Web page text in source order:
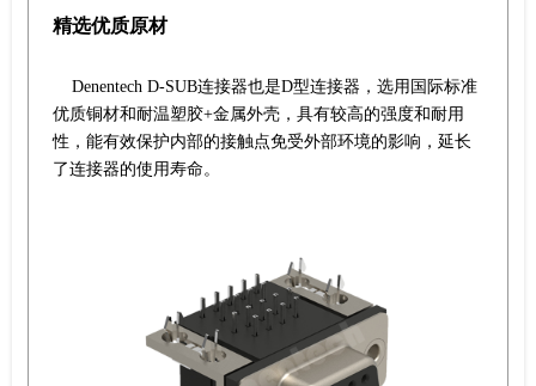
精选优质原材
Denentech D-SUB连接器也是D型连接器，选用国际标准
优质铜材和耐温塑胶+金属外壳，具有较高的强度和耐用
性，能有效保护内部的接触点免受外部环境的影响，延长
了连接器的使用寿命。